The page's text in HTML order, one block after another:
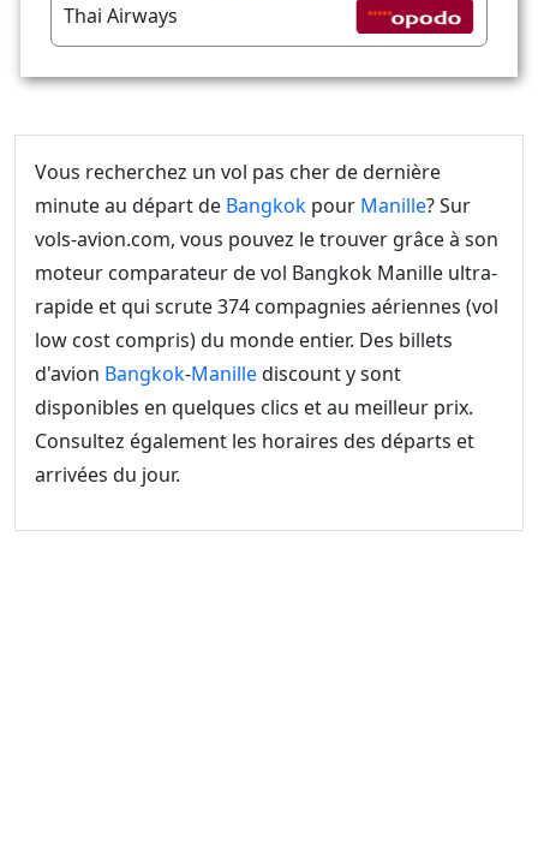
Thai Airways
Vous recherchez un vol pas cher de dernière
minute au départ de Bangkok pour Manille? Sur
vols-avion.com, vous pouvez le trouver grâce à son
moteur comparateur de vol Bangkok Manille ultra-
rapide et qui scrute 374 compagnies aériennes (vol
low cost compris) du monde entier. Des billets
d'avion Bangkok-Manillediscount y sont
disponibles en quelques clics et au meilleur prix.
Consultez également les horaires des départs et
arrivées du jour.